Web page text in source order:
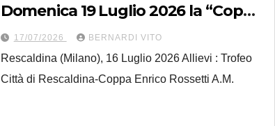
Domenica 19 Luglio 2026 la “Coppa
Enrico Rossetti A.M.” – Trofeo Città
di Rescaldina
17/07/2026 BERNARDI VITO
Rescaldina (Milano), 16 Luglio 2026 Allievi : Trofeo
Città di Rescaldina-Coppa Enrico Rossetti A.M.